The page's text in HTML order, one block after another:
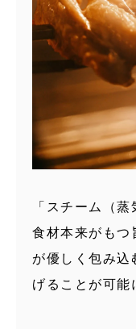
「スチーム（
食材本来がもつ
が優しく包み込
げることが可能